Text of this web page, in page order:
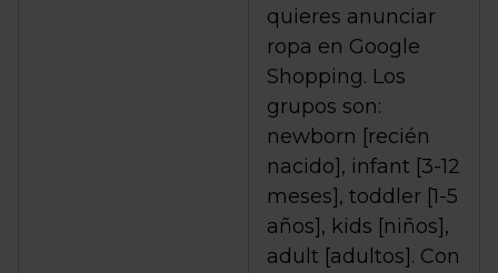
quieres anunciar
ropa en Google
Shopping. Los
grupos son:
newborn [recién
nacido], infant [3-12
meses], toddler [1-5
años], kids [niños],
adult [adultos]. Con